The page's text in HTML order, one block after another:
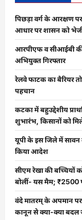
पिछड़ा वर्ग के आरक्षण
आधार पर शासन को
आरपीएफ व सीआईबी
अभियुक्त गिरफ्तार
रेलवे फाटक का बैरियर
पहचान
कटका में बहुउद्देशीय
शुभारंभ, किसानों को
यूपी के इस जिले में सावन
किया आदेश
सीएम रेखा की बच्चियों
बोलीं- यस मैम; ₹2500
वंदे मातरम् के अपमान
कानून से क्या-क्या बदल